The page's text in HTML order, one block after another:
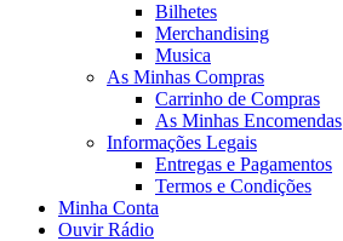
Bilhetes
Merchandising
Musica
As Minhas Compras
Carrinho de Compras
As Minhas Encomendas
Informações Legais
Entregas e Pagamentos
Termos e Condições
Minha Conta
Ouvir Rádio